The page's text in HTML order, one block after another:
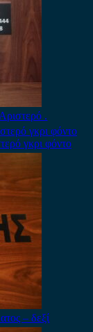
.
γκρι φόντο
– δεξί